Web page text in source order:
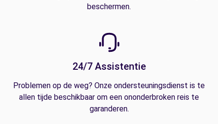
beschermen.
24/7 Assistentie
Problemen op de weg? Onze ondersteuningsdienst is te
allen tijde beschikbaar om een ononderbroken reis te
garanderen.